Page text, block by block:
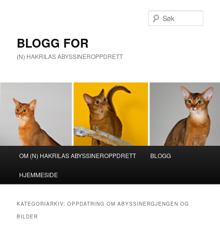
BLOGG FOR
(N) HAKRILAS ABYSSINEROPPDRETT
OM (N) HAKRILAS ABYSSINEROPPDRETT BLOGG
HJEMMESIDE
KATEGORIARKIV:OPPDATRING OM ABYSSINERGJENGEN OG
BILDER